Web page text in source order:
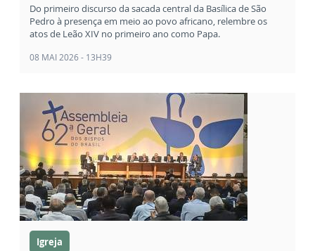
Do primeiro discurso da sacada central da Basílica de São
Pedro à presença em meio ao povo africano, relembre os
atos de Leão XIV no primeiro ano como Papa.
08 MAI 2026 - 13H39
Igreja